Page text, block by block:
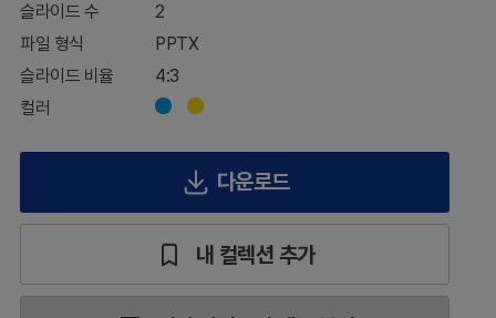
슬라이드 수
2
파일 형식
PPTX
슬라이드 비율
4:3
컬러
다운로드
내 컬렉션 추가